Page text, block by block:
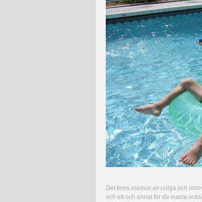
Det finns massor av roliga och
och ett och annat för de vuxna